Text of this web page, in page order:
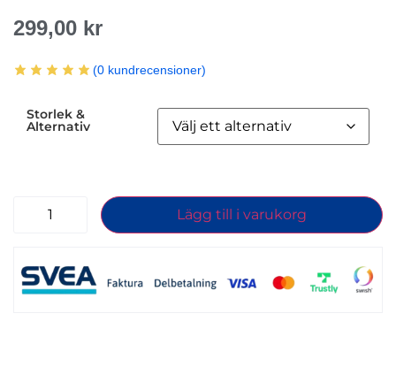
299,00 kr
(0 kundrecensioner)
Storlek &
Alternativ
Lägg till i varukorg